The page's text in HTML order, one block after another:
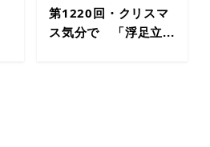
第1220回・クリスマ
ス気分で 「浮足立...